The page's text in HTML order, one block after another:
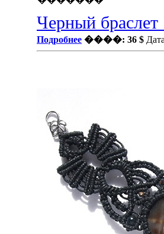
Черный браслет
Подробнее ����: 36 $